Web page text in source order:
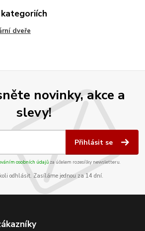
dveře
novinky, akce a
slevy!
Přihlásit se
osobních údajůza účelem rozesílky newsletteru.
odhlásit. Zasíláme jednou za 14 dní.